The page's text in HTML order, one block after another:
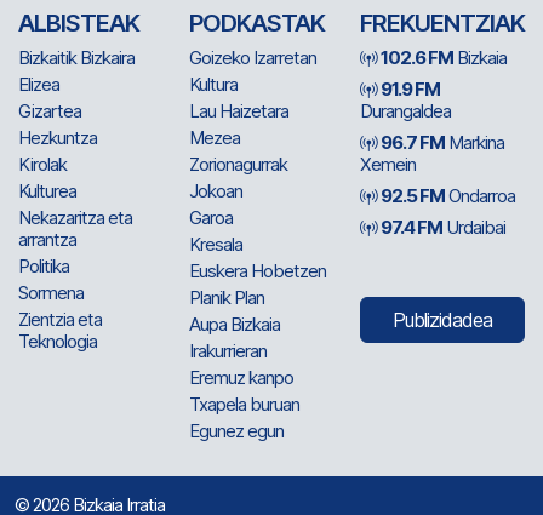
ALBISTEAK
Bizkaitik Bizkaira
Elizea
Gizartea
Hezkuntza
Kirolak
Kulturea
Nekazaritza eta
arrantza
Politika
Sormena
Zientzia eta
Teknologia
PODKASTAK
Goizeko Izarretan
Kultura
Lau Haizetara
Mezea
Zorionagurrak
Jokoan
Garoa
Kresala
Euskera Hobetzen
Planik Plan
Aupa Bizkaia
Irakurrieran
Eremuz kanpo
Txapela buruan
Egunez egun
FREKUENTZIAK
102.6 FM Bizkaia
91.9 FM
Durangaldea
96.7 FM Markina
Xemein
92.5 FMOndarroa
97.4 FM Urdaibai
Publizidadea
© 2026 Bizkaia Irratia